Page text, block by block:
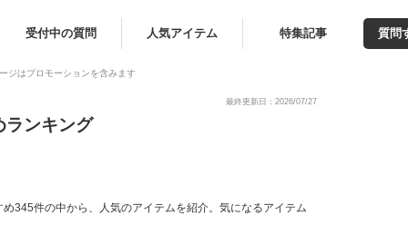
受付中の質問 人気アイテム 特集記事 質問
ジはプロモーションを含みます
最終更新日：2026/07/27
ランキング
345件の中から、人気のアイテムを紹介。気になるアイテム